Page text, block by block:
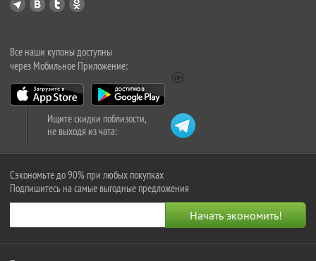
Все наши купоны доступны
через Мобильное Приложение:
Ищите скидки поблизости,
не выходя из чата:
Сэкономьте до 90% при любых покупках
Подпишитесь на самые выгодные предложения